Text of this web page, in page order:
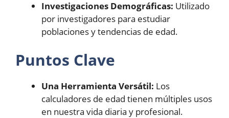
Investigaciones Demográficas: Utilizado
por investigadores para estudiar
poblaciones y tendencias de edad.
Puntos Clave
Una Herramienta Versátil: Los
calculadores de edad tienen múltiples usos
en nuestra vida diaria y profesional.